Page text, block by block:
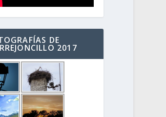
DE
2017